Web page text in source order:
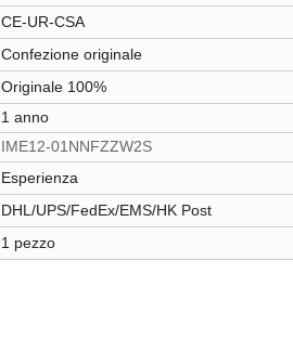
CE-UR-CSA
Confezione originale
Originale 100%
1 anno
IME12-01NNFZZW2S
Esperienza
DHL/UPS/FedEx/EMS/HK Post
1 pezzo